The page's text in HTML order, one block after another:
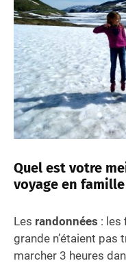
Quel est votre
voyage en
Les randonnées : les
grande n’étaient pas
marcher 3 heures